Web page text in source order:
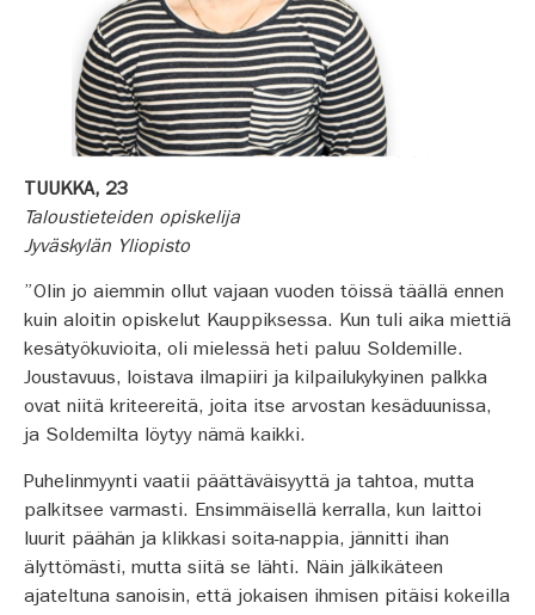
TUUKKA, 23
Taloustieteiden opiskelija
Jyväskylän Yliopisto
”Olin jo aiemmin ollut vajaan vuoden töissä täällä ennen
kuin aloitin opiskelut Kauppiksessa. Kun tuli aika miettiä
kesätyökuvioita, oli mielessä heti paluu Soldemille.
Joustavuus, loistava ilmapiiri ja kilpailukykyinen palkka
ovat niitä kriteereitä, joita itse arvostan kesäduunissa,
ja Soldemilta löytyy nämä kaikki.
Puhelinmyynti vaatii päättäväisyyttä ja tahtoa, mutta
palkitsee varmasti. Ensimmäisellä kerralla, kun laittoi
luurit päähän ja klikkasi soita-nappia, jännitti ihan
älyttömästi, mutta siitä se lähti. Näin jälkikäteen
ajateltuna sanoisin, että jokaisen ihmisen pitäisi kokeilla